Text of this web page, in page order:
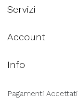
Servizi
Account
Info
Pagamenti Accettati